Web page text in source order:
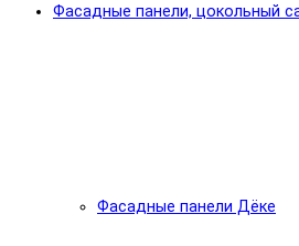
Фасадные панели, цокольный
Фасадные панели Дёке